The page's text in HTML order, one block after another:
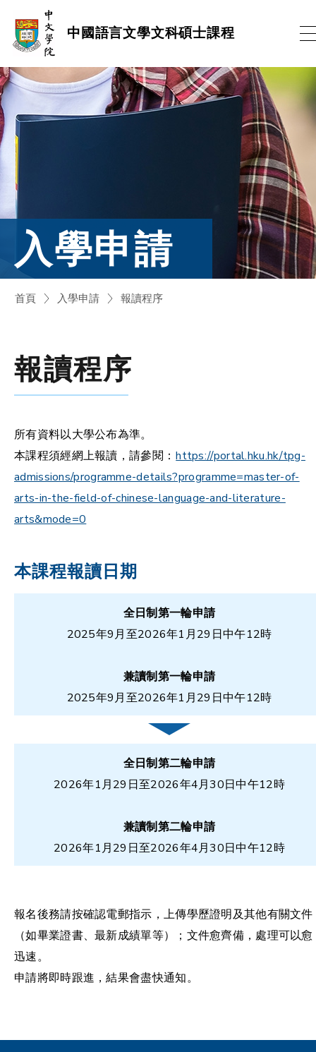
中國語言文學文科碩士課程
到
內
容
入學申請
首頁 入學申請 報讀程序
報讀程序
所有資料以大學公布為準。
本課程須經網上報讀，請參閱： https://portal.hku.hk/tpg-
admissions/programme-details?programme=master-of-
arts-in-the-field-of-chinese-language-and-literature-
arts&mode=0
本課程報讀日期
全日制第一輪申請
2025年9月至2026年1月29日中午12時
兼讀制第一輪申請
2025年9月至2026年1月29日中午12時
全日制第二輪申請
2026年1月29日至2026年4月30日中午12時
兼讀制第二輪申請
2026年1月29日至2026年4月30日中午12時
報名後務請按確認電郵指示，上傳學歷證明及其他有關文件
（如畢業證書、最新成績單等）；文件愈齊備，處理可以愈
迅速。
申請將即時跟進，結果會盡快通知。